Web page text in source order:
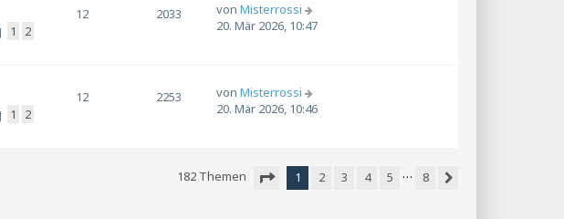
1 2
12 2033 von Misterrossi
20. Mär 2026, 10:47
1 2
12 2253 von Misterrossi
20. Mär 2026, 10:46
182 Themen
1 2 3 4 5 …
8